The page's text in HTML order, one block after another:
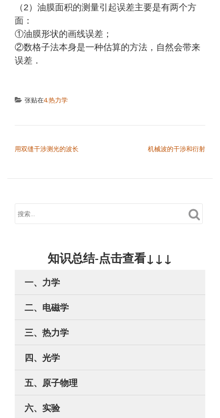
（2）油膜面积的测量引起误差主要是有两个方
面：
①油膜形状的画线误差；
②数格子法本身是一种估算的方法，自然会带来
误差．
张贴在4.热力学
用双缝干涉测光的波长 机械波的干涉和衍射
知识总结-点击查看↓↓↓
一、力学
二、电磁学
三、热力学
四、光学
五、原子物理
六、实验